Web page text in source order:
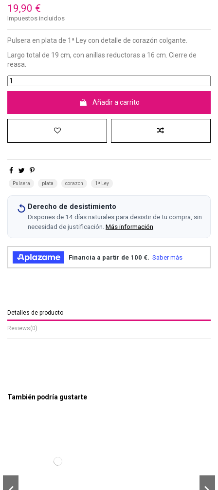
19,90 €
Impuestos incluidos
Pulsera en plata de 1ª Ley con detalle de corazón colgante.
Largo total de 19 cm, con anillas reductoras a 16 cm. Cierre de
reasa.
Añadir a carrito
Pulsera plata corazon 1ª Ley
Derecho de desistimiento
Dispones de 14 días naturales para desistir de tu compra, sin
necesidad de justificación. Más información
Detalles de producto
Reviews(0)
También podría gustarte